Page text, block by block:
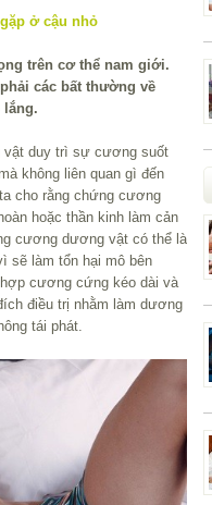
trên cơ thể nam giới.
các bất thường về
lắng.
vật duy trì sự cương suốt
không liên quan gì đến
cho rằng chứng cương
hoặc thần kinh làm cản
cương dương vật có thể là
sẽ làm tổn hại mô bên
cương cứng kéo dài và
điều trị nhằm làm dương
tái phát.